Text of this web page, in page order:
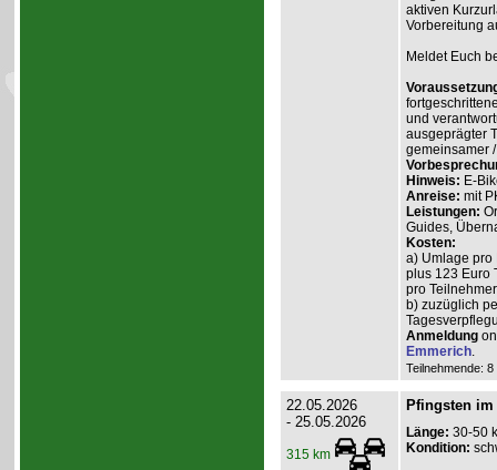
aktiven
Vorbereitung
Meldet Euch
und
ausgeprägter
gemeinsamer
Hinweis: E-
Anreise: mit
Leistungen:
Guides,
Kosten:
a) Umlage pro
plus 123 Euro
pro
b) zuzüglich
Anmeldung
Emmerich.
Teilnehmende:
22.05.2026
- 25.05.2026
315 km
Pfingsten im
Länge: 30-50
Kondition: